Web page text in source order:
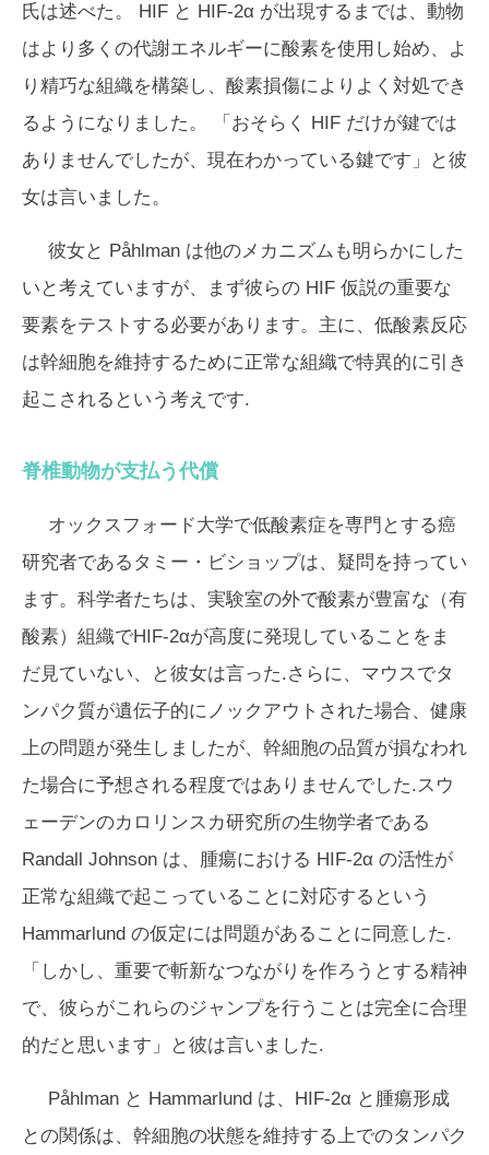
氏は述べた。 HIF と HIF-2α が出現するまでは、動物
はより多くの代謝エネルギーに酸素を使用し始め、よ
り精巧な組織を構築し、酸素損傷によりよく対処でき
るようになりました。 「おそらく HIF だけが鍵では
ありませんでしたが、現在わかっている鍵です」と彼
女は言いました。
彼女と Påhlman は他のメカニズムも明らかにした
いと考えていますが、まず彼らの HIF 仮説の重要な
要素をテストする必要があります。主に、低酸素反応
は幹細胞を維持するために正常な組織で特異的に引き
起こされるという考えです.
脊椎動物が支払う代償
オックスフォード大学で低酸素症を専門とする癌
研究者であるタミー・ビショップは、疑問を持ってい
ます。科学者たちは、実験室の外で酸素が豊富な（有
酸素）組織でHIF-2αが高度に発現していることをま
だ見ていない、と彼女は言った.さらに、マウスでタ
ンパク質が遺伝子的にノックアウトされた場合、健康
上の問題が発生しましたが、幹細胞の品質が損なわれ
た場合に予想される程度ではありませんでした.スウ
ェーデンのカロリンスカ研究所の生物学者である
Randall Johnson は、腫瘍における HIF-2α の活性が
正常な組織で起こっていることに対応するという
Hammarlund の仮定には問題があることに同意した.
「しかし、重要で斬新なつながりを作ろうとする精神
で、彼らがこれらのジャンプを行うことは完全に合理
的だと思います」と彼は言いました.
Påhlman と Hammarlund は、HIF-2α と腫瘍形成
との関係は、幹細胞の状態を維持する上でのタンパク